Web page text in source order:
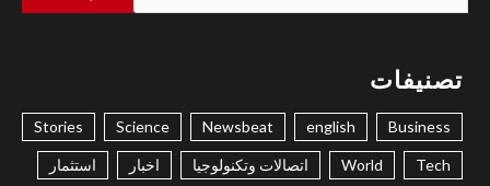
عن:
تصنيفات
Business
english
Newsbeat
Science
Stories
Tech
World اتصالات وتكنولوجيا اخبار استثمار